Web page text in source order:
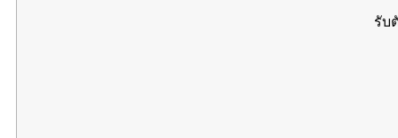
รับ